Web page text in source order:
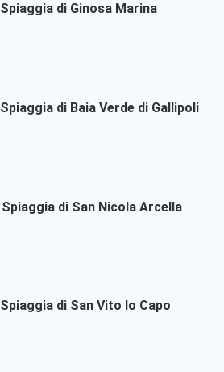
Spiaggia di Ginosa Marina
Spiaggia di Baia Verde di Gallipoli
Spiaggia di San Nicola Arcella
Spiaggia di San Vito lo Capo